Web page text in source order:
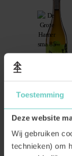
Toestemming
Deze website
Wij gebruiken
technieken) om
All Day Long
Sauvignon Blanc
Knisperend en
Fruitig wit